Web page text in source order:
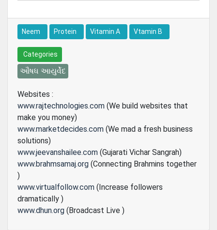
Neem Protein Vitamin A Vtamin B
Categories
ઔષધ આયુર્વેદ
Websites :
www.rajtechnologies.com (We build websites that
make you money)
www.marketdecides.com (We mad a fresh business
solutions)
www.jeevanshailee.com (Gujarati Vichar Sangrah)
www.brahmsamaj.org (Connecting Brahmins together
)
www.virtualfollow.com (Increase followers
dramatically )
www.dhun.org (Broadcast Live )